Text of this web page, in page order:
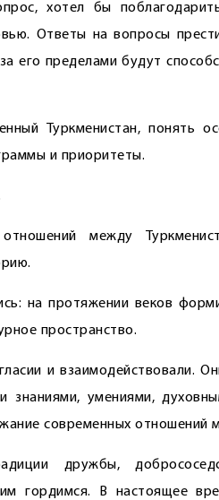
хотел бы поблагодарить
Ответы на вопросы
его пределами будут
Туркменистан, понять
и приоритеты.
отношений между
на протяжении веков
пространство.
и взаимодействовали.
знаниями, умениями,
современных отношений
дружбы,
гордимся. В настоящее